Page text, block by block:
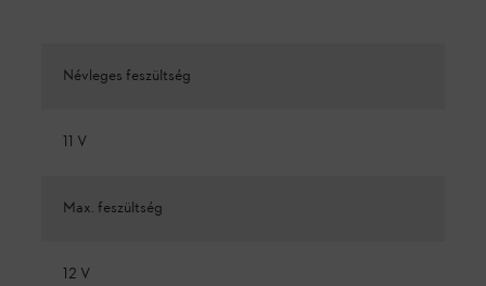
Névleges feszültség
11 V
Max. feszültség
12 V